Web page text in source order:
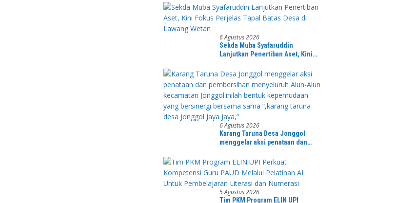
Pondasi Menuju Indonesia Emas
2045
6 Agustus 2026
Sekda Muba Syafaruddin
Lanjutkan Penertiban Aset, Kini
Lawang Wetan
6 Agustus 2026
Karang Taruna Desa Jonggol
menggelar aksi penataan dan
Alun kecamatan Jonggol.inilah
bentuk kepemudaan yang
bersinergi bersama sama “,karang
taruna desa Jonggol Jaya Jaya,”
5 Agustus 2026
Tim PKM Program ELIN UPI